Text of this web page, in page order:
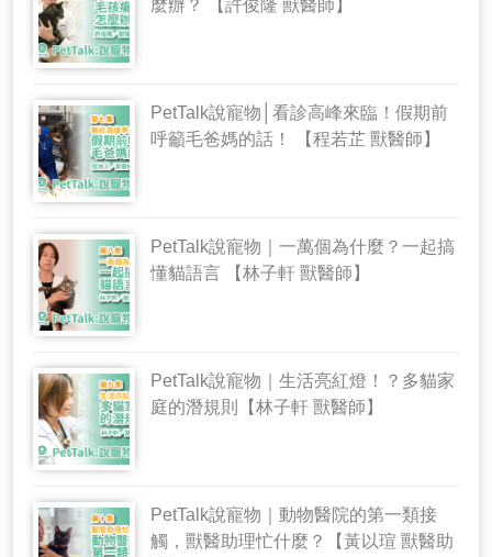
麼辦？ 【許俊隆 獸醫師】
PetTalk說寵物│看診高峰來臨！假期前
呼籲毛爸媽的話！ 【程若芷 獸醫師】
PetTalk說寵物｜一萬個為什麼？一起搞
懂貓語言 【林子軒 獸醫師】
PetTalk說寵物｜生活亮紅燈！？多貓家
庭的潛規則【林子軒 獸醫師】
PetTalk說寵物｜動物醫院的第一類接
觸，獸醫助理忙什麼？【黃以瑄 獸醫助